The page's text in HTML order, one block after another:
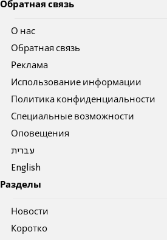
Обратная связь
О нас
Обратная связь
Реклама
Использование информации
Политика конфиденциальности
Специальные возможности
Оповещения
עברית
English
Разделы
Новости
Коротко